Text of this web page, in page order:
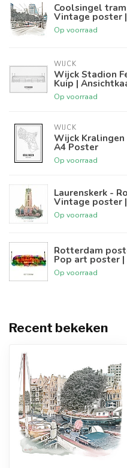
Coolsingel
Vintage poster
Op voorraad
WIJCK
Wijck Stadion
Kuip |
Op voorraad
WIJCK
Wijck
A4 Poster
Op voorraad
Laurenskerk -
Vintage poster
Op voorraad
Rotterdam
Pop art poster |
Op voorraad
Recent bekeken